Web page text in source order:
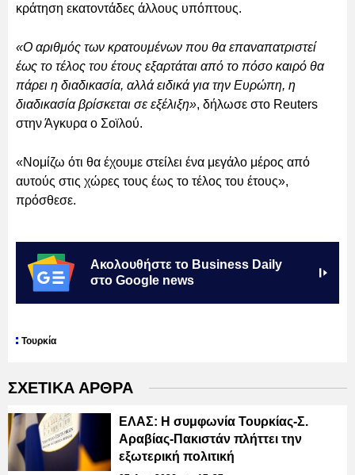
κράτηση εκατοντάδες άλλους υπόπτους.
«Ο αριθμός των κρατουμένων που θα επαναπατριστεί
έως το τέλος του έτους εξαρτάται από το πόσο καιρό θα
πάρει η διαδικασία, αλλά ειδικά για την Ευρώπη, η
διαδικασία βρίσκεται σε εξέλιξη», δήλωσε στο Reuters
στην Άγκυρα ο Σοϊλού.
«Νομίζω ότι θα έχουμε στείλει ένα μεγάλο μέρος από
αυτούς στις χώρες τους έως το τέλος του έτους»,
πρόσθεσε.
Ακολουθήστε το Business Daily
στο Google news
Τουρκία
ΣΧΕΤΙΚΑ ΑΡΘΡΑ
ΕΛΑΣ: Η συμφωνία Τουρκίας-Σ.
Αραβίας-Πακιστάν πλήττει την
εξωτερική πολιτική